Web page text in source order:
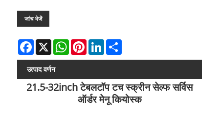
जांच भेजें
Facebook
X WhatsAppPinterestLinkedIn
उत्पाद वर्णन
21.5-32inch टेबलटॉप टच स्क्रीन सेल्फ सर्विस
ऑर्डर मेनू कियोस्क